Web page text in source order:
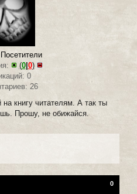
Посетители
(0| 0)
0
26
книгу читателям. А так ты
Прошу, не обижайся.
0